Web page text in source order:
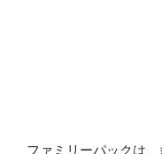
ファミリーパックは